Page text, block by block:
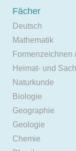
Fächer
Deutsch
Mathematik
Formenzeichnen
Heimat- und
Naturkunde
Biologie
Geographie
Geologie
Chemie